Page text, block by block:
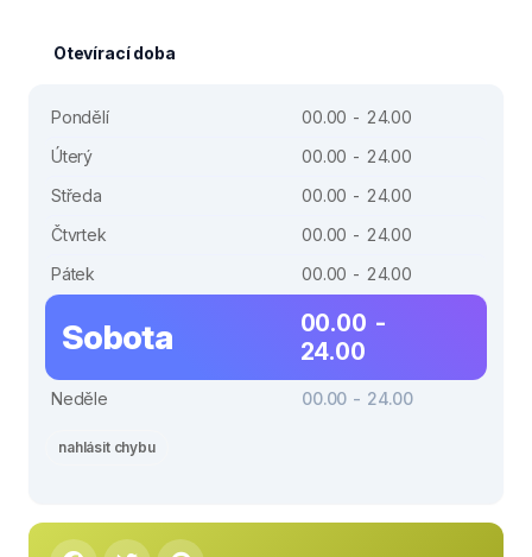
Otevírací doba
Pondělí
00.00 - 24.00
Úterý
00.00 - 24.00
Středa
00.00 - 24.00
Čtvrtek
00.00 - 24.00
Pátek
00.00 - 24.00
Sobota
00.00 -
24.00
Neděle 00.00 - 24.00
nahlásit chybu